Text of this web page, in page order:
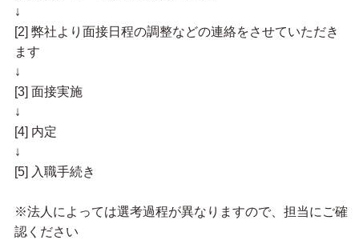
↓
[2] 弊社より面接日程の調整などの連絡をさせていただき
ます
↓
[3] 面接実施
↓
[4] 内定
↓
[5] 入職手続き
※法人によっては選考過程が異なりますので、担当にご確
認ください